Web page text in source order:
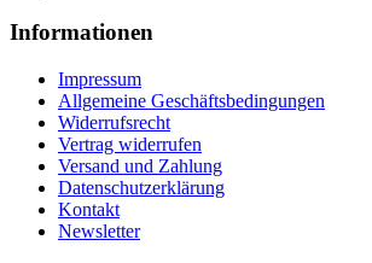
Informationen
Impressum
Allgemeine Geschäftsbedingungen
Widerrufsrecht
Vertrag widerrufen
Versand und Zahlung
Datenschutzerklärung
Kontakt
Newsletter